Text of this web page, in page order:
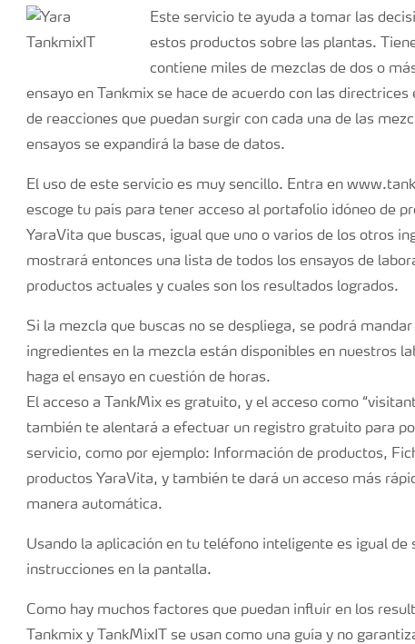
Este servicio te ayuda a tomar las
estos productos sobre las plantas.
contiene miles de mezclas de dos o
ensayo en Tankmix se hace de acuerdo con las
de reacciones que puedan surgir con cada una de las
ensayos se expandirá la base de datos.
El uso de este servicio es muy sencillo. Entra en
escoge tu país para tener acceso al portafolio idóneo de
YaraVita que buscas, igual que uno o varios de los otros
mostrará entonces una lista de todos los ensayos de
productos actuales y cuales son los resultados logrados.
Si la mezcla que buscas no se despliega, se podrá
ingredientes en la mezcla están disponibles en nuestros
haga el ensayo en cuestión de horas.
El acceso a TankMix es gratuito, y el acceso como
también te alentará a efectuar un registro gratuito para
servicio, como por ejemplo: Información de productos,
productos YaraVita, y también te dará un acceso más
manera automática.
Usando la aplicación en tu teléfono inteligente es igual de
instrucciones en la pantalla.
Como hay muchos factores que puedan influir en los
Tankmix y TankMixIT se usan como una guía y no